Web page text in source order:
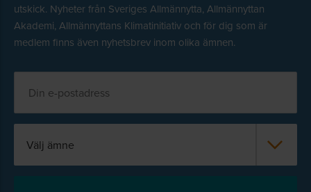
utskick. Nyheter från Sveriges Allmännytta, Allmännyttan
Akademi, Allmännyttans Klimatinitiativ och för dig som är
medlem finns även nyhetsbrev inom olika ämnen.
Välj ämne